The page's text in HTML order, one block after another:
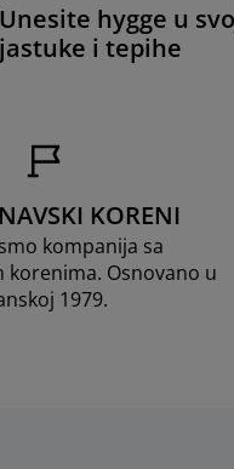
Unesite hygge u
jastuke i tepihe
KORENI
kompanija sa
korenima. Osnovano u
1979.